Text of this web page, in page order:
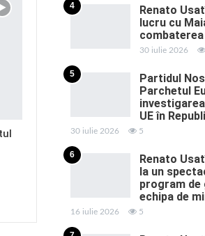
4
Renato
lucru cu
30 iulie 2026
5
Partidul
Parchetul
UE în
30 iulie 2026 5
6
Renato
la un
program de
echipa de
16 iulie 2026 5